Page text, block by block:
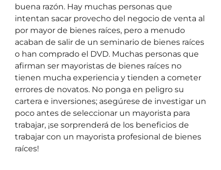
buena razón. Hay muchas personas que
intentan sacar provecho del negocio de venta al
por mayor de bienes raíces, pero a menudo
acaban de salir de un seminario de bienes raíces
o han comprado el DVD. Muchas personas que
afirman ser mayoristas de bienes raíces no
tienen mucha experiencia y tienden a cometer
errores de novatos. No ponga en peligro su
cartera e inversiones; asegúrese de investigar un
poco antes de seleccionar un mayorista para
trabajar, ¡se sorprenderá de los beneficios de
trabajar con un mayorista profesional de bienes
raíces!